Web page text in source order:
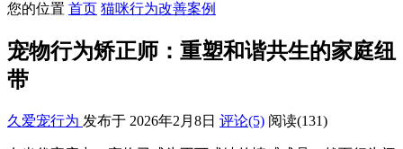
您的位置 首页 猫咪行为改善案例
宠物行为矫正师：重塑和谐共生的家庭纽
带
久爱宠行为 发布于 2026年2月8日 评论(5) 阅读(131)